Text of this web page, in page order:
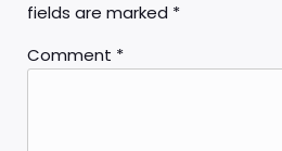
fields are marked *
Comment *